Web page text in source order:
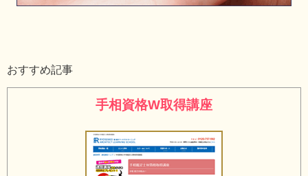
おすすめ記事
手相資格W取得講座